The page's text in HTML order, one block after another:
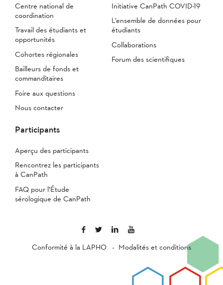
Centre national de
coordination
Travail des étudiants et
opportunités
Cohortes régionales
Bailleurs de fonds et
commanditaires
Foire aux questions
Nous contacter
Initiative CanPath COVID-19
L’ensemble de données pour
étudiants
Collaborations
Forum des scientifiques
Participants
Aperçu des participants
Rencontrez les participants
à CanPath
FAQ pour l’Étude
sérologique de CanPath
Conformité à la LAPHO Modalités et conditions